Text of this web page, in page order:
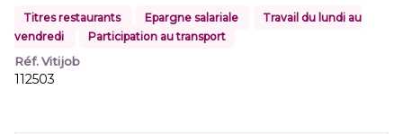
Titres restaurants Epargne salariale
Travail du lundi au
vendredi
Participation au transport
Réf. Vitijob
112503